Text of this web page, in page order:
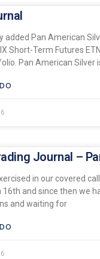
added Pan American
Short-Term Futures
Pan American Silver
Journal –
in our covered
16th and since then we
and waiting for